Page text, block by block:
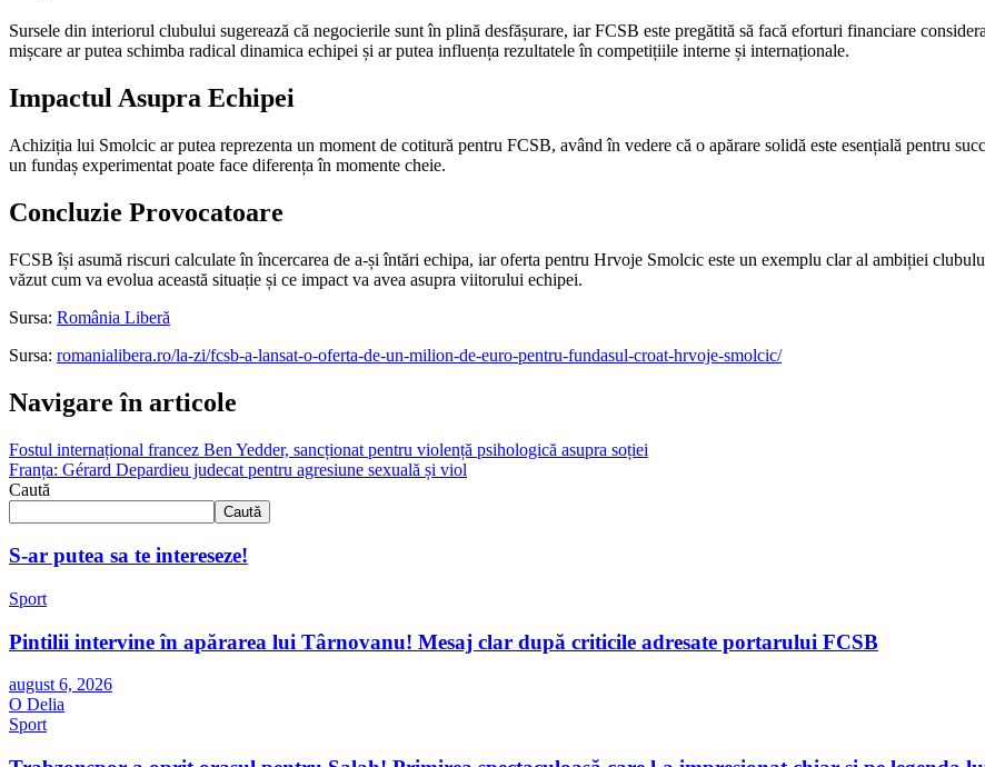
Sursele din interiorul clubului sugerează că negocierile sunt în plină desfășurare, iar FCSB este pregătită să facă eforturi financiare
mișcare ar putea schimba radical dinamica echipei și ar putea influența rezultatele în competițiile interne și internaționale.
Impactul Asupra Echipei
Achiziția lui Smolcic ar putea reprezenta un moment de cotitură pentru FCSB, având în vedere că o apărare solidă este esențială pentru
un fundaș experimentat poate face diferența în momente cheie.
Concluzie Provocatoare
FCSB își asumă riscuri calculate în încercarea de a-și întări echipa, iar oferta pentru Hrvoje Smolcic este un exemplu clar al ambiției
văzut cum va evolua această situație și ce impact va avea asupra viitorului echipei.
Sursa: România Liberă
Sursa: romanialibera.ro/la-zi/fcsb-a-lansat-o-oferta-de-un-milion-de-euro-pentru-fundasul-croat-hrvoje-smolcic/
Navigare în articole
Fostul internațional francez Ben Yedder, sancționat pentru violență psihologică asupra soției
Franța: Gérard Depardieu judecat pentru agresiune sexuală și viol
Caută
Caută
S-ar putea sa te intereseze!
Sport
Pintilii intervine în apărarea lui Târnovanu! Mesaj clar după criticile adresate portarului FCSB
august 6, 2026
O Delia
Sport